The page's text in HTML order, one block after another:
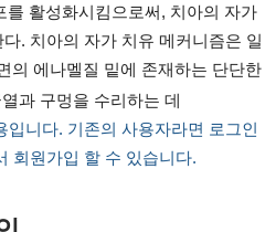
를 활성화시킴으로써, 치아의 자가
. 치아의 자가 치유 메커니즘은 일
의 에나멜질 밑에 존재하는 단단한
과 구멍을 수리하는 데
입니다. 기존의 사용자라면 로그인
회원가입 할 수 있습니다.